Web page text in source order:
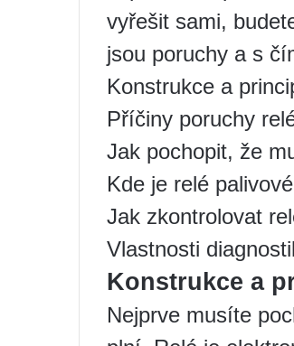
vyřešit sami,
jsou poruchy a s
Konstrukce a
Příčiny poruchy
Jak pochopit, že
Kde je relé
Jak zkontrolovat
Vlastnosti
Konstrukce a
Nejprve musíte